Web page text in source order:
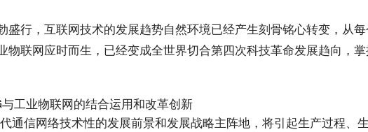
盛行，互联网技术的发展趋势自然环境已经产生刻骨铭心转变，从每
物联网应时而生，已经变成全世界切合第四次科技革命发展趋向，掌
通信网络技术性的发展前景和发展战略主阵地，将引起生产过程、